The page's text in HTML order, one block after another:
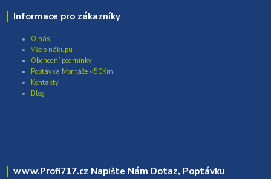
Informace pro zákazníky
O nás
Vše o nákupu
Obchodní podmínky
Poptávka Montáže <50Km
Kontakty
Blog
www.Profi717.cz Napište Nám Dotaz, Poptávku